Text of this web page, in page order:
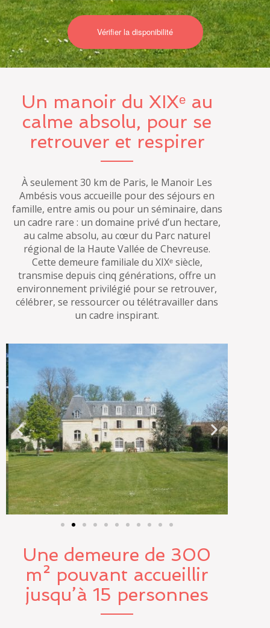
Un manoir du XIXᵉ au
calme absolu, pour se
retrouver et respirer
À seulement 30 km de Paris, le Manoir Les
Ambésis vous accueille pour des séjours en
famille, entre amis ou pour un séminaire, dans
un cadre rare : un domaine privé d’un hectare,
au calme absolu, au cœur du Parc naturel
régional de la Haute Vallée de Chevreuse.
Cette demeure familiale du XIXᵉ siècle,
transmise depuis cinq générations, offre un
environnement privilégié pour se retrouver,
célébrer, se ressourcer ou télétravailler dans
un cadre inspirant.
Une demeure de 300
m² pouvant accueillir
jusqu’à 15 personnes